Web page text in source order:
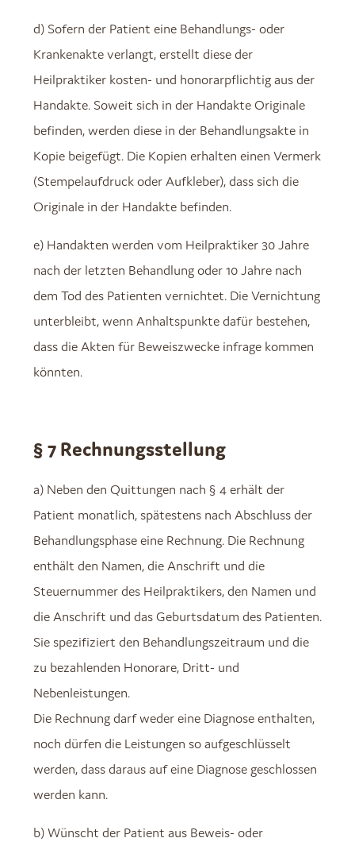
d) Sofern der Patient eine Behandlungs- oder
Krankenakte verlangt, erstellt diese der
Heilpraktiker kosten- und honorarpflichtig aus der
Handakte. Soweit sich in der Handakte Originale
befinden, werden diese in der Behandlungsakte in
Kopie beigefügt. Die Kopien erhalten einen Vermerk
(Stempelaufdruck oder Aufkleber), dass sich die
Originale in der Handakte befinden.
e) Handakten werden vom Heilpraktiker 30 Jahre
nach der letzten Behandlung oder 10 Jahre nach
dem Tod des Patienten vernichtet. Die Vernichtung
unterbleibt, wenn Anhaltspunkte dafür bestehen,
dass die Akten für Beweiszwecke infrage kommen
könnten.
§ 7 Rechnungsstellung
a) Neben den Quittungen nach § 4 erhält der
Patient monatlich, spätestens nach Abschluss der
Behandlungsphase eine Rechnung. Die Rechnung
enthält den Namen, die Anschrift und die
Steuernummer des Heilpraktikers, den Namen und
die Anschrift und das Geburtsdatum des Patienten.
Sie spezifiziert den Behandlungszeitraum und die
zu bezahlenden Honorare, Dritt- und
Nebenleistungen.
Die Rechnung darf weder eine Diagnose enthalten,
noch dürfen die Leistungen so aufgeschlüsselt
werden, dass daraus auf eine Diagnose geschlossen
werden kann.
b) Wünscht der Patient aus Beweis- oder